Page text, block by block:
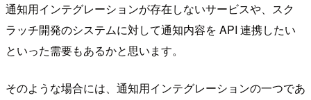
通知用インテグレーションが存在しないサービスや、スク
ラッチ開発のシステムに対して通知内容を API 連携したい
といった需要もあるかと思います。
そのような場合には、通知用インテグレーションの一つであ